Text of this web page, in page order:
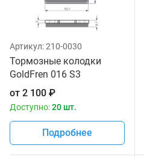
Артикул:210-0030
Тормозные колодки
GoldFren 016 S3
от 2 100 ₽
Доступно:20 шт.
Подробнее